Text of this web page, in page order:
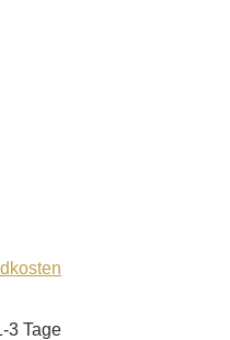
3 Tage